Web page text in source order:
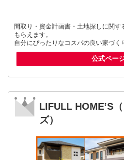
間取り・資金計画書・土地探しに関
もらえます。
自分にぴったりなコスパの良い家づく
公式ペー
LIFULL HOME’S
ズ）